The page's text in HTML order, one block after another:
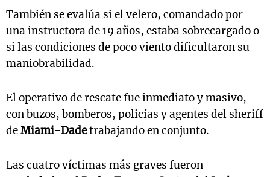
También se evalúa si el velero, comandado por
una instructora de 19 años, estaba sobrecargado o
si las condiciones de poco viento dificultaron su
maniobrabilidad.
El operativo de rescate fue inmediato y masivo,
con buzos, bomberos, policías y agentes del sheriff
deMiami-Dadetrabajando en conjunto.
Las cuatro víctimas más graves fueron